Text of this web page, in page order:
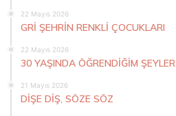
22 Mayıs 2026
GRİ ŞEHRİN RENKLİ ÇOCUKLARI
22 Mayıs 2026
30 YAŞINDA ÖĞRENDİĞİM ŞEYLER
21 Mayıs 2026
DİŞE DİŞ, SÖZE SÖZ